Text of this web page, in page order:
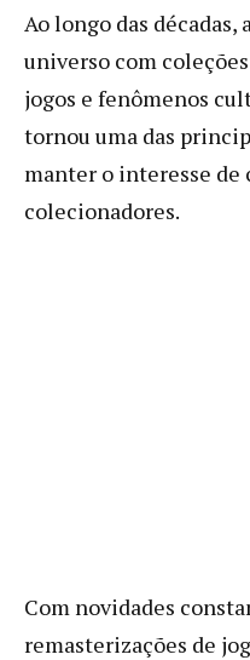
Ao longo das décadas,
universo com
jogos e fenômenos
tornou uma das
manter o interesse de
colecionadores.
Com novidades
remasterizações de